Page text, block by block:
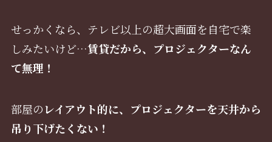
せっかくなら、テレビ以上の超大画面を自宅で楽
しみたいけど…賃貸だから、プロジェクターなん
て無理！
部屋のレイアウト的に、プロジェクターを天井から
吊り下げたくない！